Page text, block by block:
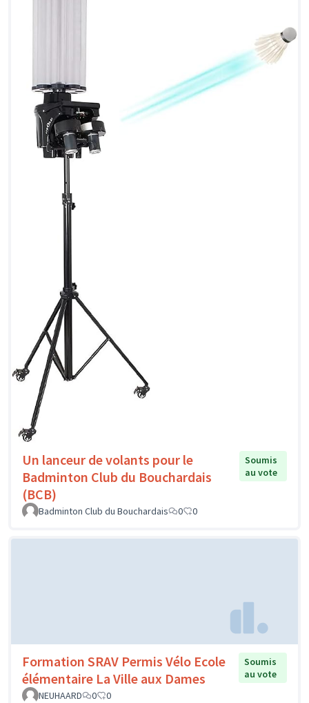
Un lanceur de volants pour le
Badminton Club du Bouchardais
(BCB)
Soumis
au vote
Badminton Club du Bouchardais 0 0
Formation SRAV Permis Vélo Ecole
élémentaire La Ville aux Dames
Soumis
au vote
NEUHAARD
0 0